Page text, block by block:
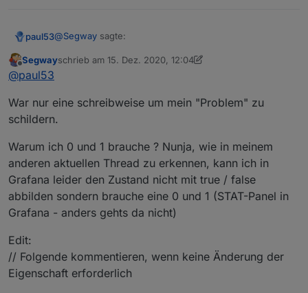
      } else {
if(obj.common.min !== undefined)
if(obj.common.max !== undefined)
      if(states) obj.common.states = states;
if(custom && obj.common.custom)
      obj.native = {};
if(idRd) setState(idRd,
else setState(idSrc,
      });
if(raum && existsObject('enum.rooms.' +
let obj = getObject('enum.rooms.' +
         obj.common.members.push(idDst);
if(gewerk &&
let obj =
         obj.common.members.push(idDst);
paul53@Segway sagte:
Du meinst: "true" / "false"; type: "string" ?
Alias erzeugen der bei true dann 1 liefert und bei
false 0
Weshalb binäre Werte ? In ioBroker / Javascript sollte
man man mit booleschen Werten arbeiten.
Offline
Segwayschrieb am 15. Dez. 2020, 12:04
zuletzt editiert von Segway
@paul53
War nur eine schreibweise um mein "Problem" zu
schildern.
Warum ich 0 und 1 brauche ? Nunja, wie in meinem
anderen aktuellen Thread zu erkennen, kann ich in
Grafana leider den Zustand nicht mit true / false
abbilden sondern brauche eine 0 und 1 (STAT-Panel in
Grafana - anders gehts da nicht)
Edit:
// Folgende kommentieren, wenn keine Änderung der
Eigenschaft erforderlich